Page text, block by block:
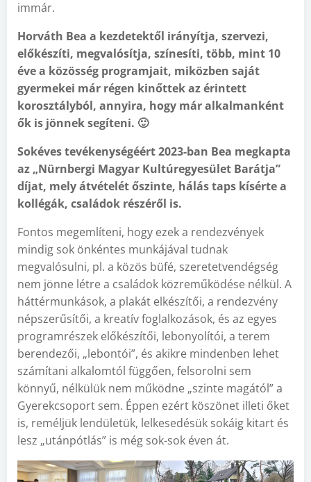
immár.
Horváth Bea a kezdetektől irányítja, szervezi,
előkészíti, megvalósítja, színesíti, több, mint 10
éve a közösség programjait, miközben saját
gyermekei már régen kinőttek az érintett
korosztályból, annyira, hogy már alkalmanként
ők is jönnek segíteni. 🙂
Sokéves tevékenységéért 2023-ban Bea megkapta
az „Nürnbergi Magyar Kultúregyesület Barátja”
díjat, mely átvételét őszinte, hálás taps kísérte a
kollégák, családok részéről is.
Fontos megemlíteni, hogy ezek a rendezvények
mindig sok önkéntes munkájával tudnak
megvalósulni, pl. a közös büfé, szeretetvendégség
nem jönne létre a családok közreműködése nélkül. A
háttérmunkások, a plakát elkészítői, a rendezvény
népszerűsítői, a kreatív foglalkozások, és az egyes
programrészek előkészítői, lebonyolítói, a terem
berendezői, „lebontói”, és akikre mindenben lehet
számítani alkalomtól függően, felsorolni sem
könnyű, nélkülük nem működne „szinte magától” a
Gyerekcsoport sem. Éppen ezért köszönet illeti őket
is, reméljük lendületük, lelkesedésük sokáig kitart és
lesz „utánpótlás” is még sok-sok éven át.